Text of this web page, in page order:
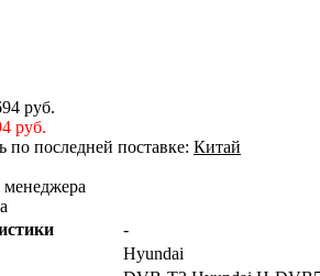
руб.
руб.
по последней поставке: Китай
-
Hyundai